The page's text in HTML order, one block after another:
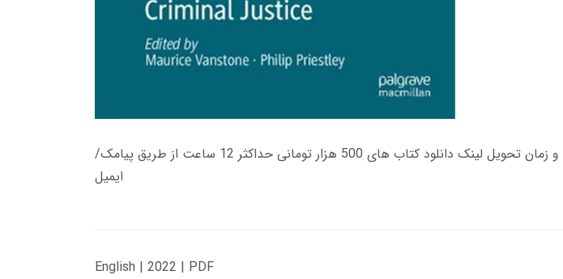
زمان تحویل کتاب های 600 هزار تومانی دانلود فوری از حساب کاربری می باشد، و زمان تحویل لینک دانلود کتاب های 500 هزار تومانی حداکثر 12 ساعت از طریق پیامک/
ایمیل
English | 2022 | PDF